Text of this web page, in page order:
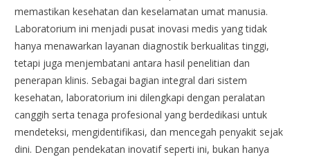
memastikan kesehatan dan keselamatan umat manusia.
Laboratorium ini menjadi pusat inovasi medis yang tidak
hanya menawarkan layanan diagnostik berkualitas tinggi,
tetapi juga menjembatani antara hasil penelitian dan
penerapan klinis. Sebagai bagian integral dari sistem
kesehatan, laboratorium ini dilengkapi dengan peralatan
canggih serta tenaga profesional yang berdedikasi untuk
mendeteksi, mengidentifikasi, dan mencegah penyakit sejak
dini. Dengan pendekatan inovatif seperti ini, bukan hanya